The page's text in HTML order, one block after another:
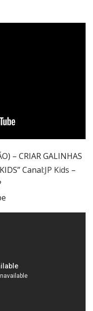
– CRIAR GALINHAS
Canal:JP Kids –